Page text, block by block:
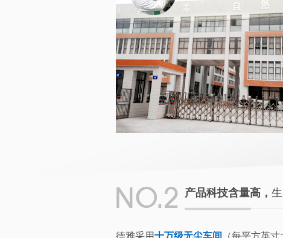
产品科技含量高，
德雅采用十万级无尘车间 （每平方英